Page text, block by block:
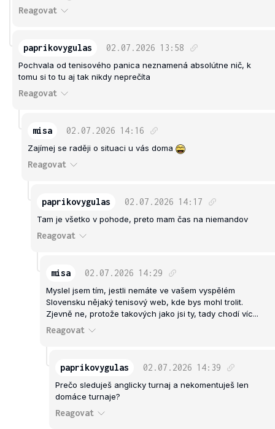
Reagovat
paprikovygulas 02.07.2026 13:58
Pochvala od tenisového panica neznamená absolútne nič, k
tomu si to tu aj tak nikdy neprečíta
Reagovat
misa 02.07.2026 14:16
Zajímej se raději o situaci u vás doma
Reagovat
paprikovygulas 02.07.2026 14:17
Tam je všetko v pohode, preto mam čas na niemandov
Reagovat
misa 02.07.2026 14:29
Myslel jsem tím, jestli nemáte ve vašem vyspělém
Slovensku nějaký tenisový web, kde bys mohl trolit.
Zjevně ne, protože takových jako jsi ty, tady chodí víc...
Reagovat
paprikovygulas 02.07.2026 14:39
Prečo sleduješ anglicky turnaj a nekomentuješ len
domáce turnaje?
Reagovat